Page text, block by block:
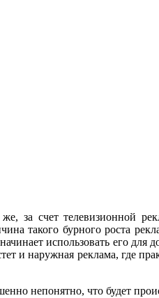
за счет телевизионной
такого бурного роста
использовать его для
и наружная реклама, где
непонятно, что будет